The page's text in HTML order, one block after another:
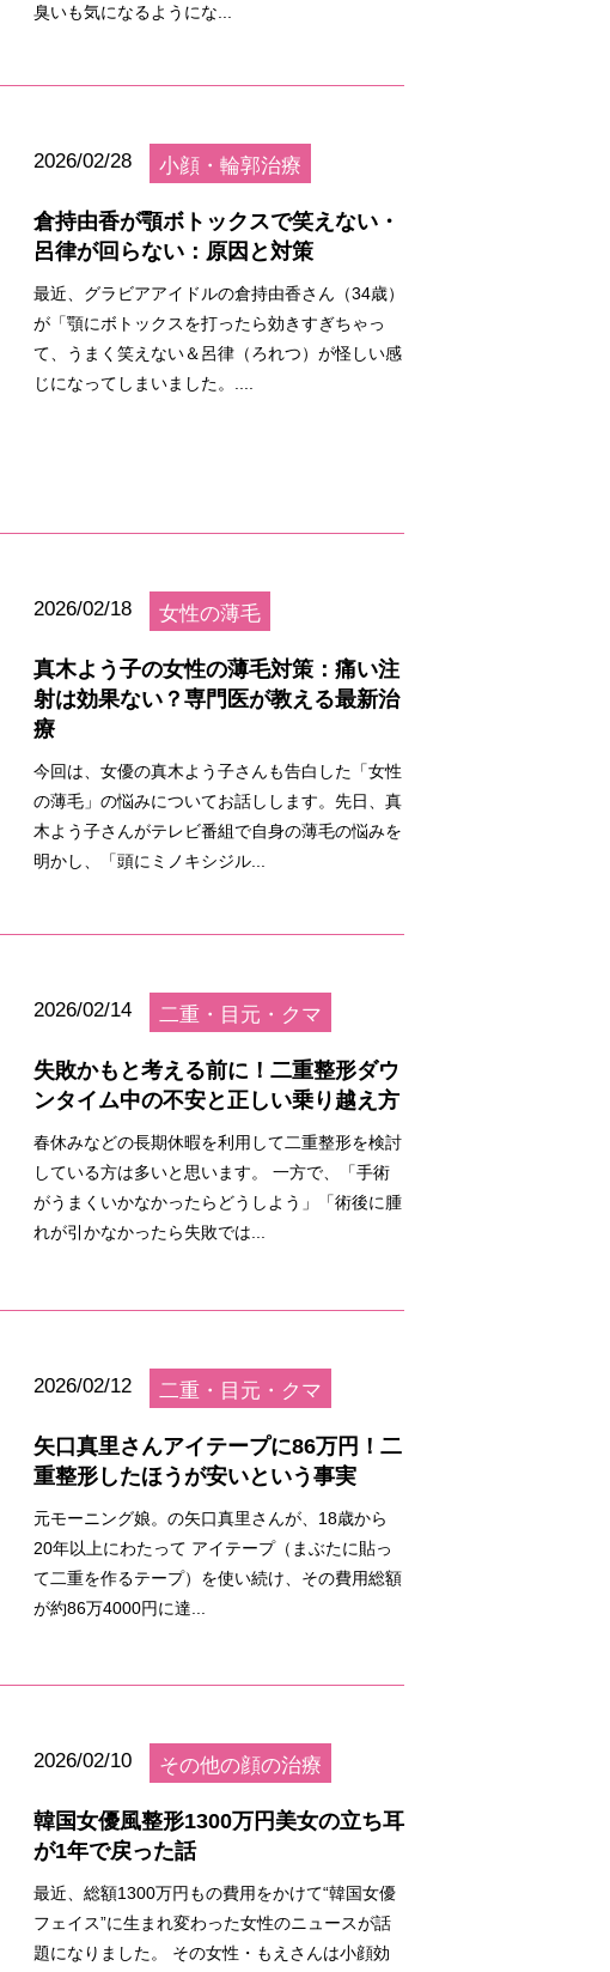
臭いも気になるようにな...
2026/02/28 小顔・輪郭治療
倉持由香が顎ボトックスで笑えない・
呂律が回らない：原因と対策
最近、グラビアアイドルの倉持由香さん（34歳）
が「顎にボトックスを打ったら効きすぎちゃっ
て、うまく笑えない＆呂律（ろれつ）が怪しい感
じになってしまいました。....
2026/02/18 女性の薄毛
真木よう子の女性の薄毛対策：痛い注
射は効果ない？専門医が教える最新治
療
今回は、女優の真木よう子さんも告白した「女性
の薄毛」の悩みについてお話しします。先日、真
木よう子さんがテレビ番組で自身の薄毛の悩みを
明かし、「頭にミノキシジル...
2026/02/14 二重・目元・クマ
失敗かもと考える前に！二重整形ダウ
ンタイム中の不安と正しい乗り越え方
春休みなどの長期休暇を利用して二重整形を検討
している方は多いと思います。 一方で、「手術
がうまくいかなかったらどうしよう」「術後に腫
れが引かなかったら失敗では...
2026/02/12 二重・目元・クマ
矢口真里さんアイテープに86万円！二
重整形したほうが安いという事実
元モーニング娘。の矢口真里さんが、18歳から
20年以上にわたって アイテープ（まぶたに貼っ
て二重を作るテープ）を使い続け、その費用総額
が約86万4000円に達...
2026/02/10 その他の顔の治療
韓国女優風整形1300万円美女の立ち耳
が1年で戻った話
最近、総額1300万円もの費用をかけて“韓国女優
フェイス”に生まれ変わった女性のニュースが話
題になりました。 その女性・もえさんは小顔効